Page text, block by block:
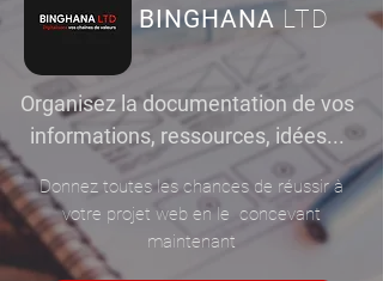
BINGHANA LTD
Organisez la documentation de vos
informations, ressources, idées...
Donnez toutes les chances de réussir à
votre projet web en le concevant
maintenant